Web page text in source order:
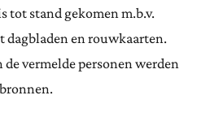
tot stand gekomen m.b.v.
en rouwkaarten.
vermelde personen werden